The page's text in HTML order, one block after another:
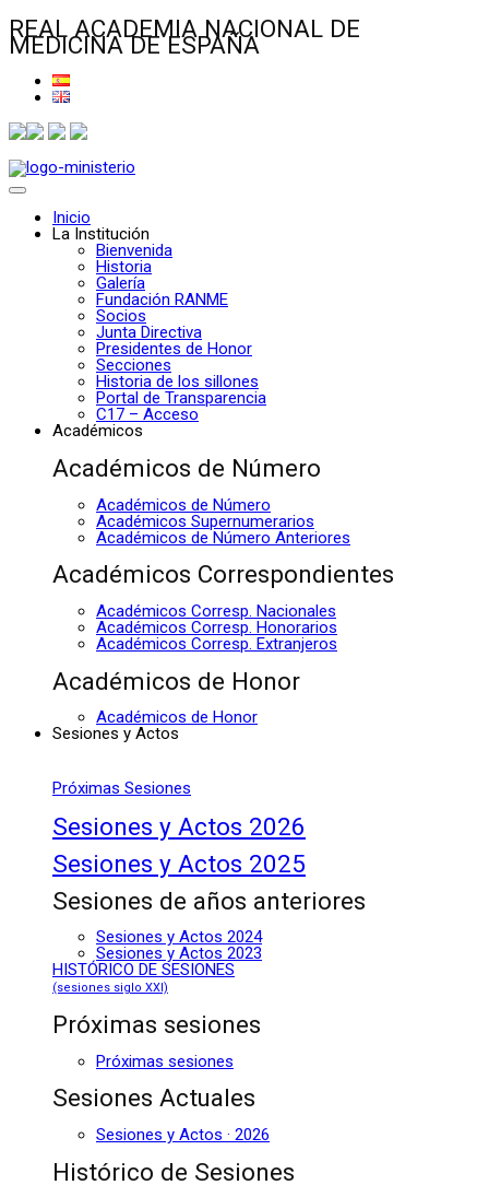
REAL ACADEMIA NACIONAL DE
MEDICINA DE ESPAÑA
Inicio
La Institución
Bienvenida
Historia
Galería
Fundación RANME
Socios
Junta Directiva
Presidentes de Honor
Secciones
Historia de los sillones
Portal de Transparencia
C17 – Acceso
Académicos
Académicos de Número
Académicos de Número
Académicos Supernumerarios
Académicos de Número Anteriores
Académicos Correspondientes
Académicos Corresp. Nacionales
Académicos Corresp. Honorarios
Académicos Corresp. Extranjeros
Académicos de Honor
Académicos de Honor
Sesiones y Actos
Próximas Sesiones
Sesiones y Actos 2026
Sesiones y Actos 2025
Sesiones de años anteriores
Sesiones y Actos 2024
Sesiones y Actos 2023
HISTÓRICO DE SESIONES
(sesiones siglo XXI)
Próximas sesiones
Próximas sesiones
Sesiones Actuales
Sesiones y Actos · 2026
Histórico de Sesiones